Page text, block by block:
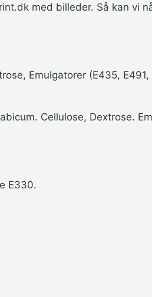
med billeder. Så kan vi
Emulgatorer (E435, E491,
Cellulose, Dextrose.
E330.